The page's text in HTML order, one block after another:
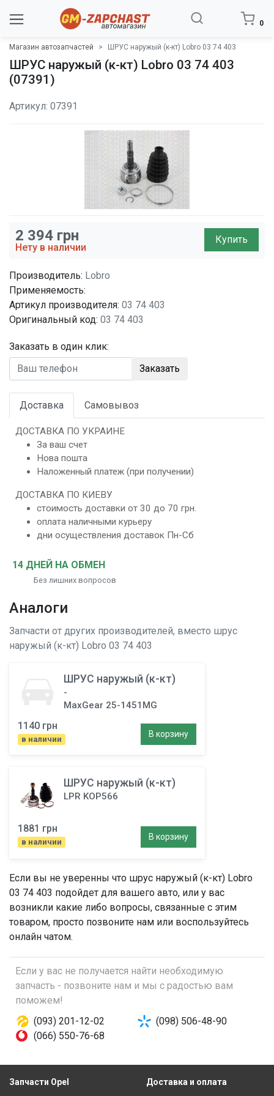
0
Магазин автозапчастей ШРУС наружый (к-кт) Lobro 03 74 403
ШРУС наружый (к-кт) Lobro 03 74 403
(07391)
Артикул: 07391
2 394 грн
Нету в наличии
Купить
Производитель: Lobro
Применяемость:
Артикул производителя: 03 74 403
Оригинальный код: 03 74 403
Заказать в один клик:
Заказать
Доставка Самовывоз
ДОСТАВКА ПО УКРАИНЕ
За ваш счет
Нова пошта
Наложенный платеж (при получении)
ДОСТАВКА ПО КИЕВУ
стоимость доставки от 30 до 70 грн.
оплата наличными курьеру
дни осуществления доставок Пн-Сб
14 ДНЕЙ НА ОБМЕН
Без лишних вопросов
Аналоги
Запчасти от других производителей, вместо шрус
наружый (к-кт) Lobro 03 74 403
ШРУС наружый (к-кт)
-
MaxGear 25-1451MG
1140 грн
в наличии
В корзину
ШРУС наружый (к-кт)
LPR KOP566
1881 грн
в наличии
В корзину
Если вы не уверенны что шрус наружый (к-кт) Lobro
03 74 403 подойдет для вашего авто, или у вас
возникли какие либо вопросы, связанные с этим
товаром, просто позвоните нам или воспользуйтесь
онлайн чатом.
Если у вас не получается найти необходимую
запчасть - позвоните нам и мы с радостью вам
поможем!
(093) 201-12-02
(098) 506-48-90
(066) 550-76-68
Запчасти Opel Доставка и оплата